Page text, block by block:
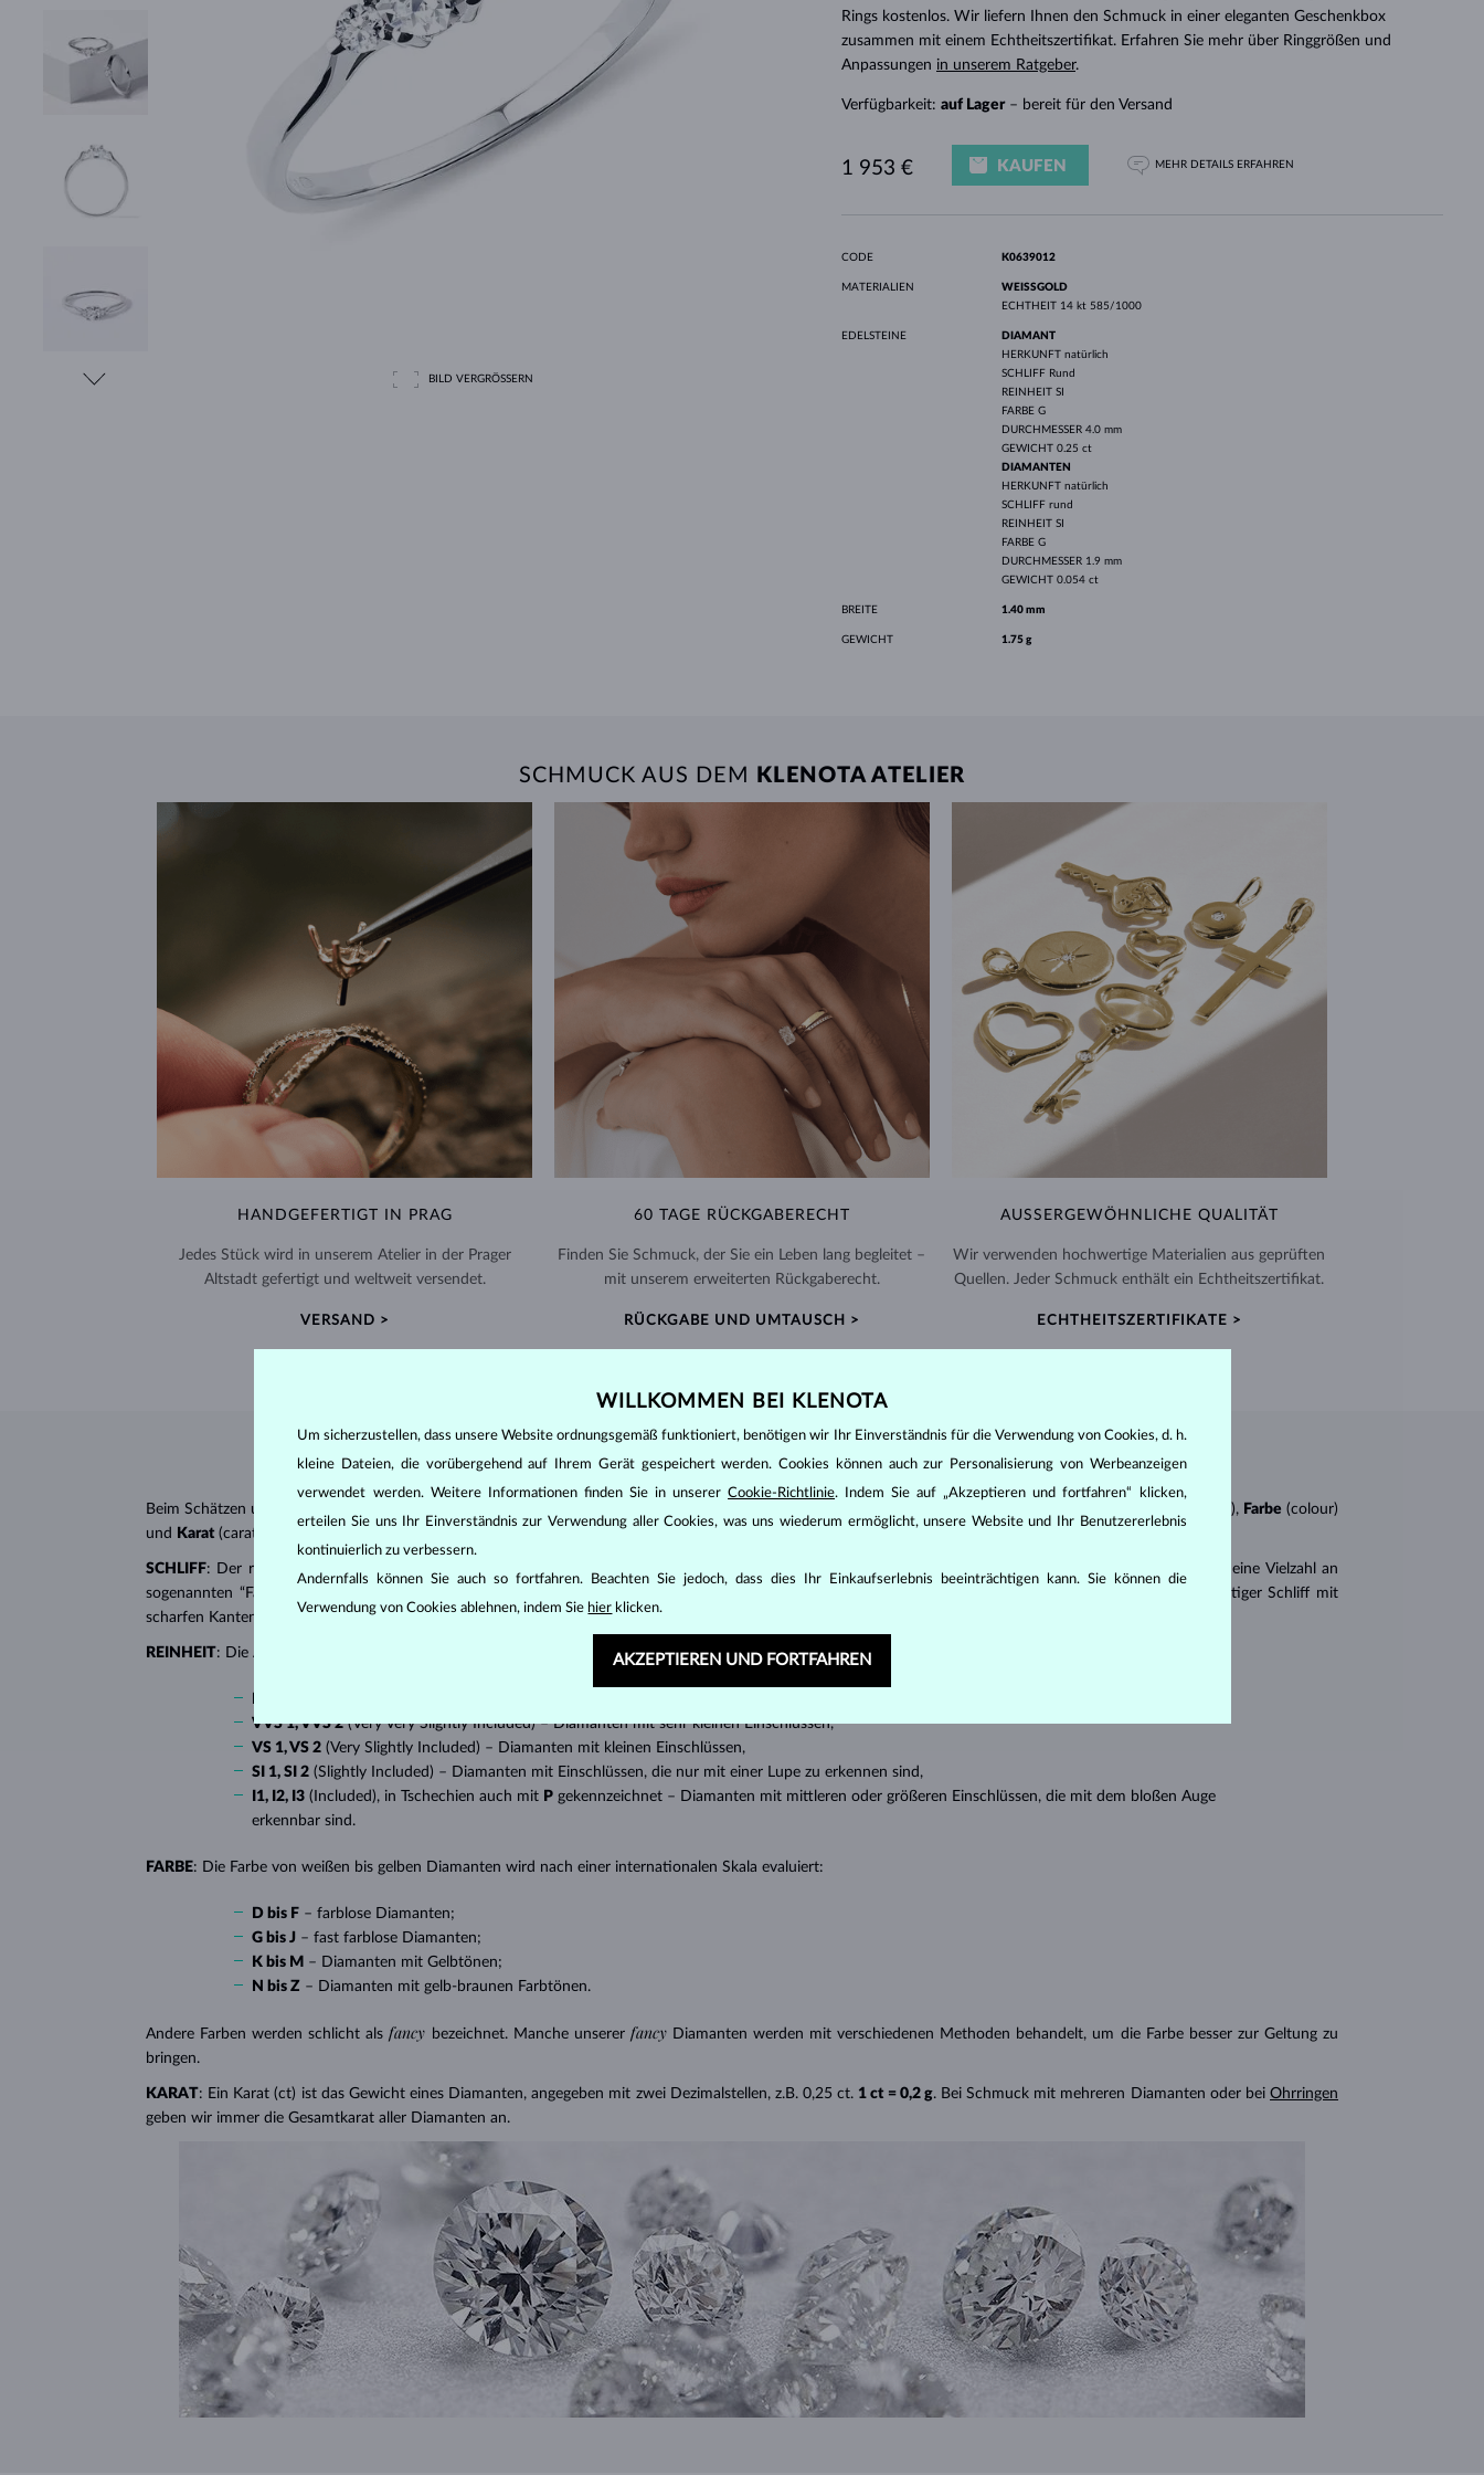
WEISSGOLD
ROSÉGOLD
ROSÉGOLD
MAGNETISCHE HALSKETTEN
DURCHSEHEN
WEISSGOLD
GRAVIERBARER SCHMUCK
LETNÍ VRSTVENÍ
GESCHENKIDEEN
BILD VERGRÖSSERN
Rings kostenlos. Wir liefern Ihnen den Schmuck in einer eleganten Geschenkbox
zusammen mit einem Echtheitszertifikat. Erfahren Sie mehr über Ringgrößen und
Anpassungen in unserem Ratgeber.
Verfügbarkeit: auf Lager– bereit für den Versand
1 953 € KAUFEN MEHR DETAILS ERFAHREN
CODE K0639012
MATERIALIEN
WEISSGOLD
ECHTHEIT 14 kt 585/1000
EDELSTEINE
DIAMANT
HERKUNFT natürlich
SCHLIFF Rund
REINHEIT SI
FARBE G
DURCHMESSER 4.0 mm
GEWICHT 0.25 ct
DIAMANTEN
HERKUNFT natürlich
SCHLIFF rund
REINHEIT SI
FARBE G
DURCHMESSER 1.9 mm
GEWICHT 0.054 ct
BREITE 1.40 mm
GEWICHT 1.75 g
SCHMUCK AUS DEM KLENOTA ATELIER
HANDGEFERTIGT IN PRAG
Jedes Stück wird in unserem Atelier in der Prager
Altstadt gefertigt und weltweit versendet.
VERSAND >
60 TAGE RÜCKGABERECHT
Finden Sie Schmuck, der Sie ein Leben lang begleitet –
mit unserem erweiterten Rückgaberecht.
RÜCKGABE UND UMTAUSCH >
AUSSERGEWÖHNLICHE QUALITÄT
Wir verwenden hochwertige Materialien aus geprüften
Quellen. Jeder Schmuck enthält ein Echtheitszertifikat.
ECHTHEITSZERTIFIKATE >
DIAMANTSCHMUCK
Beim Schätzen und Zertifizieren von (clarity), Farbe (colour)
und
Karat (carat). All diese Eigenschaften haben einen wesentlichen Einfluss auf den Preis eines Diamanten.
SCHLIFF: Der richtige Schliff verleiht dem Diamanten seinen strahlenden Glanz. Der beliebteste Schliff ein Rundschliff, der Brillantschliff . Es gibt aber auch eine Vielzahl an
sogenannten “Fantasieschliffen”, in die ein Diamant gebracht werden kann, z.B. Marquise, Baguette, Herz, Tropfen, Oval oder Princess (ein drei- oder vierseitiger Schliff mit
scharfen Kanten, besonders beliebt bei Verlobungsringen ).
REINHEIT: Die Anzahl, Größe und Verteilung sogenannter “Einschlüsse” oder innerer Unreinheiten eines Diamanten bestimmen seine Reinheit:
VVS 1, VVS 2 (Very Very Slightly Included) – Diamanten mit sehr kleinen Einschlüssen,
VS 1, VS 2 (Very Slightly Included) – Diamanten mit kleinen Einschlüssen,
SI 1, SI 2 (Slightly Included) – Diamanten mit Einschlüssen, die nur mit einer Lupe zu erkennen sind,
I1, I2, I3 (Included), in Tschechien auch mit P gekennzeichnet – Diamanten mit mittleren oder größeren Einschlüssen, die mit dem bloßen Auge
erkennbar sind.
FARBE: Die Farbe von weißen bis gelben Diamanten wird nach einer internationalen Skala evaluiert:
D bis F – farblose Diamanten;
G bis J – fast farblose Diamanten;
K bis M – Diamanten mit Gelbtönen;
N bis Z – Diamanten mit gelb-braunen Farbtönen.
Andere Farben werden schlicht als fancy bezeichnet. Manche unserer fancy Diamanten werden mit verschiedenen Methoden behandelt, um die Farbe besser zur Geltung zu
bringen.
KARAT: Ein Karat (ct) ist das Gewicht eines Diamanten, angegeben mit zwei Dezimalstellen, z.B. 0,25 ct. 1 ct = 0,2 g. Bei Schmuck mit mehreren Diamanten oder bei Ohrringen
geben wir immer die Gesamtkarat aller Diamanten an.
WILLKOMMEN BEI KLENOTA
Um sicherzustellen, dass unsere Website ordnungsgemäß funktioniert, benötigen wir Ihr Einverständnis für die Verwendung von Cookies, d. h.
kleine Dateien, die vorübergehend auf Ihrem Gerät gespeichert werden. Cookies können auch zur Personalisierung von Werbeanzeigen
verwendet werden. Weitere Informationen finden Sie in unsererCookie-Richtlinie. Indem Sie auf „Akzeptieren und fortfahren“ klicken,
erteilen Sie uns Ihr Einverständnis zur Verwendung aller Cookies, was uns wiederum ermöglicht, unsere Website und Ihr Benutzererlebnis
kontinuierlich zu verbessern.
Andernfalls können Sie auch so fortfahren. Beachten Sie jedoch, dass dies Ihr Einkaufserlebnis beeinträchtigen kann. Sie können die
Verwendung von Cookies ablehnen, indem Sie hier klicken.
AKZEPTIEREN UND FORTFAHREN